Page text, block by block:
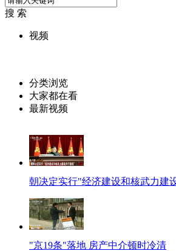
搜 索
视频
分类浏览
大家都在看
最新视频
朝决定实行"经济建设和核武力建
"京19条"落地 房产中介顿时冷清